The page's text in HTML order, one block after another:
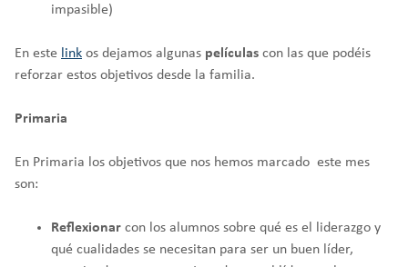
impasible)
En este link os dejamos algunas películas con las que podéis
reforzar estos objetivos desde la familia.
Primaria
En Primaria los objetivos que nos hemos marcado este mes
son:
Reflexionar con los alumnos sobre qué es el liderazgo y
qué cualidades se necesitan para ser un buen líder,